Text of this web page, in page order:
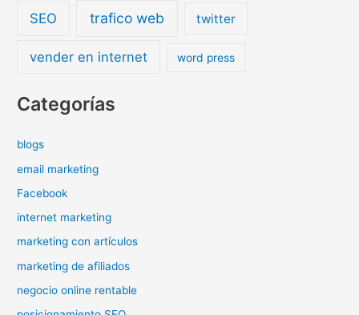
SEO trafico web twitter
vender en internet word press
Categorías
blogs
email marketing
Facebook
internet marketing
marketing con artículos
marketing de afiliados
negocio online rentable